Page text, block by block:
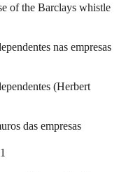
of the Barclays whistle
nas empresas
(Herbert
das empresas